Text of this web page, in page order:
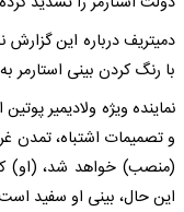
دمیتریف درباره این گزارش
با رنگ کردن بینی استارمر
نماینده ویژه ولادیمیر
و تصمیمات اشتباه، تمدن
(منصب) خواهد شد، (او)
این حال، بینی او سفید